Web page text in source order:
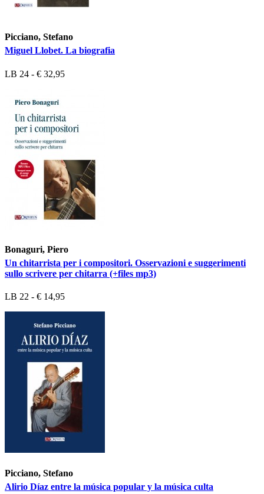
Picciano, Stefano
Miguel Llobet. La biografia
LB 24 - € 32,95
Bonaguri, Piero
Un chitarrista per i compositori. Osservazioni e suggerimenti
sullo scrivere per chitarra (+files mp3)
LB 22 - € 14,95
Picciano, Stefano
Alirio Díaz entre la música popular y la música culta